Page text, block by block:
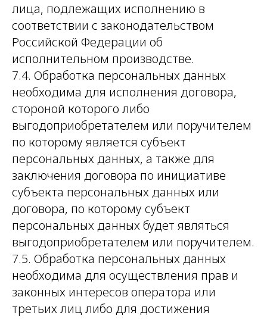
лица, подлежащих исполнению в
соответствии с законодательством
Российской Федерации об
исполнительном производстве.
7.4. Обработка персональных данных
необходима для исполнения договора,
стороной которого либо
выгодоприобретателем или поручителем
по которому является субъект
персональных данных, а также для
заключения договора по инициативе
субъекта персональных данных или
договора, по которому субъект
персональных данных будет являться
выгодоприобретателем или поручителем.
7.5. Обработка персональных данных
необходима для осуществления прав и
законных интересов оператора или
третьих лиц либо для достижения